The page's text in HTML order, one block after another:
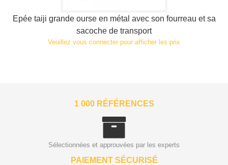
Epée taiji grande ourse en métal avec son fourreau et sa
sacoche de transport
Veuillez vous connecter pour afficher les prix
1 000 RÉFÉRENCES
Sélectionnées et approuvées par les experts
PAIEMENT SÉCURISÉ